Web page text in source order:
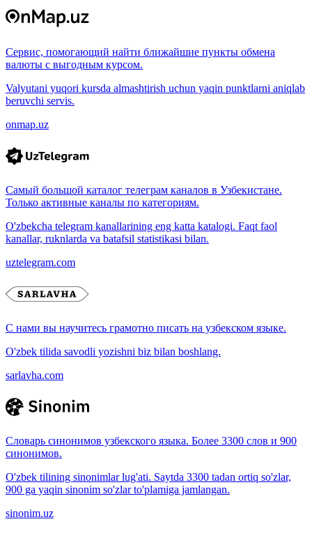
Сервис, помогающий найти ближайшие пункты обмена
валюты с выгодным курсом.
Valyutani yuqori kursda almashtirish uchun yaqin punktlarni aniqlab
beruvchi servis.
onmap.uz
Самый большой каталог телеграм каналов в Узбекистане.
Только активные каналы по категориям.
O'zbekcha telegram kanallarining eng katta katalogi. Faqt faol
kanallar, ruknlarda va batafsil statistikasi bilan.
uztelegram.com
С нами вы научитесь грамотно писать на узбекском языке.
O'zbek tilida savodli yozishni biz bilan boshlang.
sarlavha.com
Словарь синонимов узбекского языка. Более 3300 слов и 900
синонимов.
O'zbek tilining sinonimlar lug'ati. Saytda 3300 tadan ortiq so'zlar,
900 ga yaqin sinonim so'zlar to'plamiga jamlangan.
sinonim.uz